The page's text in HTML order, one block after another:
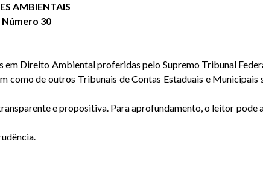
AMBIENTAIS
Número 30
Direito Ambiental proferidas pelo Supremo Tribunal
como de outros Tribunais de Contas Estaduais e
e propositiva. Para aprofundamento, o leitor pode